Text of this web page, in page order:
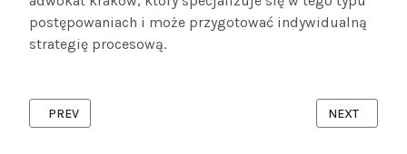
postępowaniach i może przygotować indywidualną
strategię procesową.
PREVIOUS ARTICLE: FRANKOWICZE WYBIERAJĄ SĄDY
PREV NEXT
NEXT